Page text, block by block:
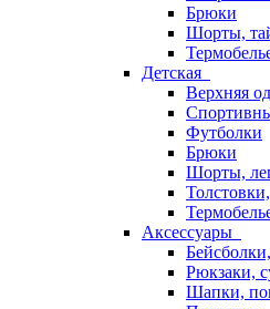
Брюки
Шорты,
Детская
Верхняя
Футболки
Брюки
Шорты,
Аксессуары
Рюкзаки,
Шапки,